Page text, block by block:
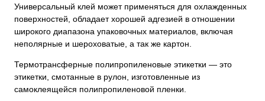
Универсальный клей может применяться для охлажденных
поверхностей, обладает хорошей адгезией в отношении
широкого диапазона упаковочных материалов, включая
неполярные и шероховатые, а так же картон.
Термотрансферные полипропиленовые этикетки — это
этикетки, смотанные в рулон, изготовленные из
самоклеящейся полипропиленовой пленки.